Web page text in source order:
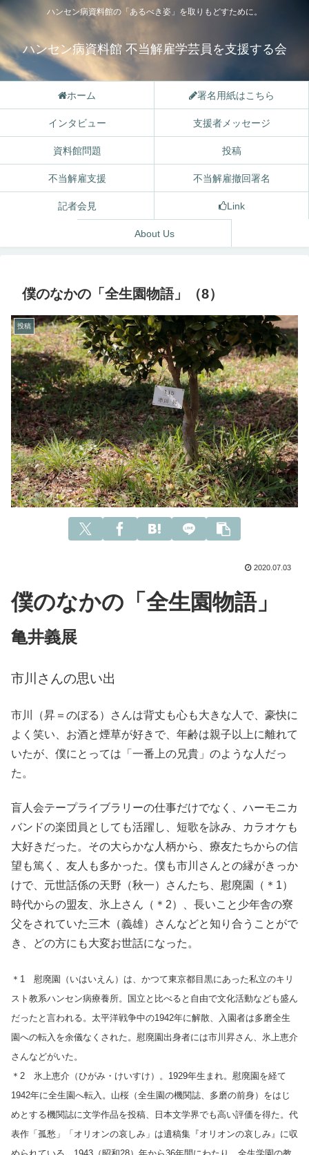
ハンセン病資料館の「あるべき姿」を取りもどすために。
ハンセン病資料館 不当解雇学芸員を支援する会
ホーム 署名用紙はこちら
インタビュー 支援者メッセージ
資料館問題 投稿
不当解雇支援 不当解雇撤回署名
記者会見 Link
About Us
僕のなかの「全生園物語」（8）
投稿
2020.07.03
僕のなかの「全生園物語」
亀井義展
市川さんの思い出
市川（昇＝のぼる）さんは背丈も心も大きな人で、豪快に
よく笑い、お酒と煙草が好きで、年齢は親子以上に離れて
いたが、僕にとっては「一番上の兄貴」のような人だっ
た。
盲人会テープライブラリーの仕事だけでなく、ハーモニカ
バンドの楽団員としても活躍し、短歌を詠み、カラオケも
大好きだった。その大らかな人柄から、療友たちからの信
望も篤く、友人も多かった。僕も市川さんとの縁がきっか
けで、元世話係の天野（秋一）さんたち、慰廃園（＊1）
時代からの盟友、氷上さん（＊2）、長いこと少年舎の寮
父をされていた三木（義雄）さんなどと知り合うことがで
き、どの方にも大変お世話になった。
＊1 慰廃園（いはいえん）は、かつて東京都目黒にあった私立のキリ
スト教系ハンセン病療養所。国立と比べると自由で文化活動なども盛ん
だったと言われる。太平洋戦争中の1942年に解散、入園者は多磨全生
園への転入を余儀なくされた。慰廃園出身者には市川昇さん、氷上恵介
さんなどがいた。
＊2 氷上恵介（ひがみ・けいすけ）。1929年生まれ。慰廃園を経て
1942年に全生園へ転入。山桜（全生園の機関誌、多磨の前身）をはじ
めとする機関誌に文学作品を投稿、日本文学界でも高い評価を得た。代
表作「孤愁」「オリオンの哀しみ」は遺稿集『オリオンの哀しみ』に収